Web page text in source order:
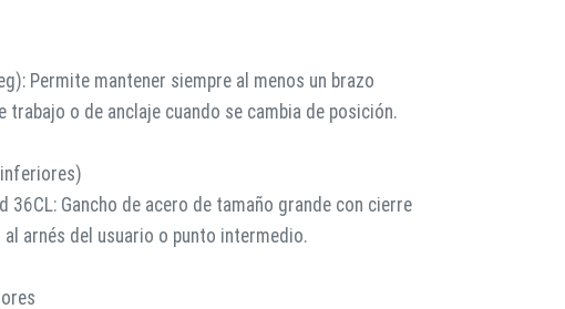
Permite mantener siempre al menos un brazo
trabajo o de anclaje cuando se cambia de posición.
36CL: Gancho de acero de tamaño grande con cierre
arnés del usuario o punto intermedio.